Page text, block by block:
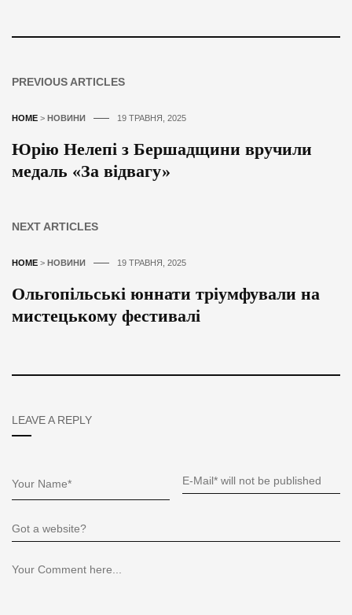
PREVIOUS ARTICLES
HOME > НОВИНИ 19 ТРАВНЯ, 2025
Юрію Нелепі з Бершадщини вручили
медаль «За відвагу»
NEXT ARTICLES
HOME > НОВИНИ 19 ТРАВНЯ, 2025
Ольгопільські юннати тріумфували на
мистецькому фестивалі
LEAVE A REPLY